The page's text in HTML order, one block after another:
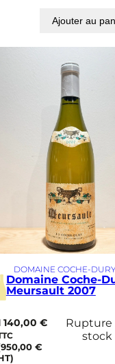
Ajouter au
DOMAINE COCHE-
Domaine Coche-
Meursault 2007
140,00 €
950,00 €
Rupture
stock